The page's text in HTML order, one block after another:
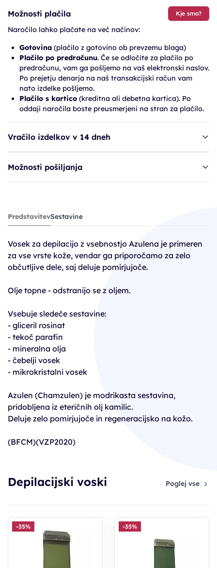
Možnosti plačila Kje smo?
Naročilo lahko plačate na več načinov:
Gotovina (plačilo z gotovino ob prevzemu blaga)
Plačilo po predračunu. Če se odločite za plačilo po
predračunu, vam ga pošljemo na vaš elektronski naslov.
Po prejetju denarja na naš transakcijski račun vam
nato izdelke pošljemo.
Plačilo s kartico (kreditna ali debetna kartica). Po
oddaji naročila boste preusmerjeni na stran za plačilo.
Vračilo izdelkov v 14 dneh
Možnosti pošiljanja
vosek ALL depilacijski - Azulene
1,17€
1,79€
PC30: 1,07€
PredstavitevSestavine
Vosek za depilacijo z vsebnostjo Azulena je primeren
za vse vrste kože, vendar ga priporočamo za zelo
občutljive dele, saj deluje pomirjujoče.
Olje topne - odstranijo se z oljem.
Vsebuje sledeče sestavine:
- gliceril rosinat
- tekoč parafin
- mineralna olja
- čebelji vosek
- mikrokristalni vosek
Azulen (Chamzulen) je modrikasta sestavina,
pridobljena iz eteričnih olj kamilic.
Deluje zelo pomirjujoče in regeneracijsko na kožo.
(BFCM)(VZP2020)
Depilacijski voski Poglej vse
-35% -35%